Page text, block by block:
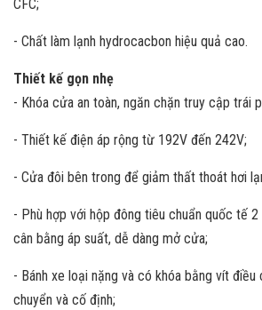
CFC;
- Chất làm lạnh hydrocacbon hiệu quả cao.
Thiết kế gọn nhẹ
- Khóa cửa an toàn, ngăn chặn truy cập trái
- Thiết kế điện áp rộng từ 192V đến 242V;
- Cửa đôi bên trong để giảm thất thoát hơi
- Phù hợp với hộp đông tiêu chuẩn quốc tế
cân bằng áp suất, dễ dàng mở cửa;
- Bánh xe loại nặng và có khóa bằng vít điều
chuyển và cố định;